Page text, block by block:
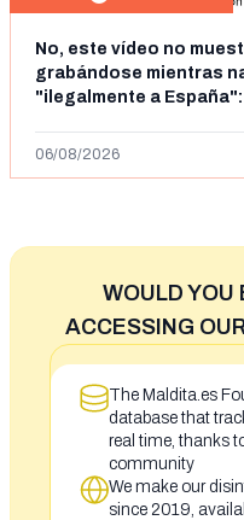
No, este vídeo no
grabándose mientras
"ilegalmente a
06/08/2026
WOULD YOU
ACCESSING
The Maldita.es
database that
real time, thanks
community
We make our
since 2019,